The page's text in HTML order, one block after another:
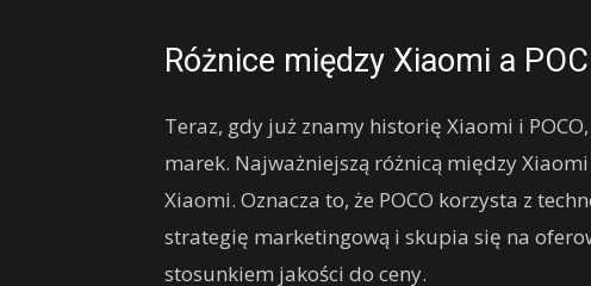
Różnice między Xiaomi a
Teraz, gdy już znamy historię Xiaomi i
marek. Najważniejszą różnicą między
Xiaomi. Oznacza to, że POCO korzysta z
strategię marketingową i skupia się na
stosunkiem jakości do ceny.